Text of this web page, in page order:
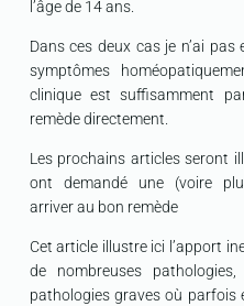
l’âge de 14 ans.
Dans ces deux cas je n’ai
symptômes
clinique est suffisamment
remède directement.
Les prochains articles seront
ont demandé une (voire
arriver au bon remède
Cet article illustre ici l’apport
de nombreuses
pathologies graves où parfois